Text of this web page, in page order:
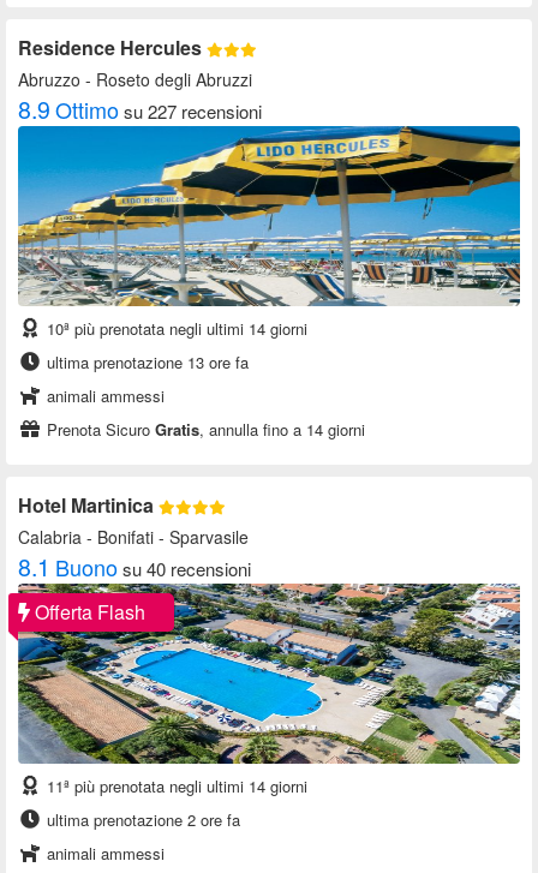
Residence Hercules
Abruzzo - Roseto degli Abruzzi
8.9Ottimosu 227 recensioni
10ª più prenotata negli ultimi 14 giorni
ultima prenotazione 13 ore fa
animali ammessi
Prenota Sicuro Gratis, annulla fino a 14 giorni
Hotel Martinica
Calabria - Bonifati - Sparvasile
8.1 Buonosu 40 recensioni
Offerta Flash
11ª più prenotata negli ultimi 14 giorni
ultima prenotazione 2 ore fa
animali ammessi